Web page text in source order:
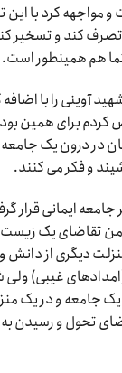
و مواجهه کرد با
کند و تسخیر
هم همینطور است.
آوینی را با
کردم برای همین
در درون یک
و فکر می کنند.
جامعه ایمانی قرار
تقاضای یک
دیگری از
غیبی)
جامعه و در یک
تحول و رسیدن